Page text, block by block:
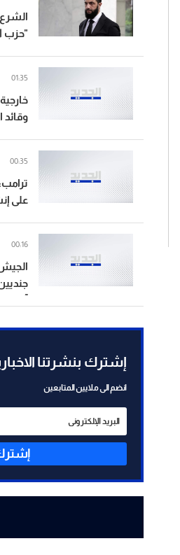
"حزب
01:35
على
00:35
في
00:16
إشترك بنشرتنا
انضم الى ملايين المتابعين